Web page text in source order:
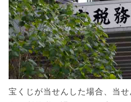
宝くじが当せんした場合、当